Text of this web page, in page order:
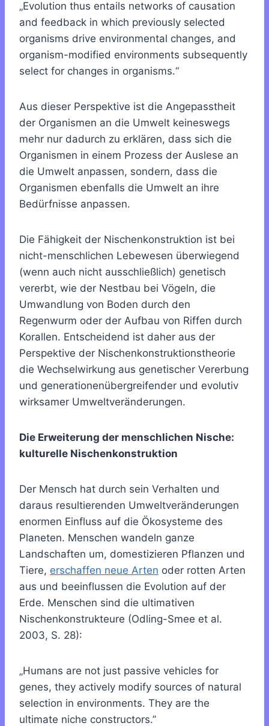
„Evolution thus entails networks of causation
and feedback in which previously selected
organisms drive environmental changes, and
organism-modified environments subsequently
select for changes in organisms.“
Aus dieser Perspektive ist die Angepasstheit
der Organismen an die Umwelt keineswegs
mehr nur dadurch zu erklären, dass sich die
Organismen in einem Prozess der Auslese an
die Umwelt anpassen, sondern, dass die
Organismen ebenfalls die Umwelt an ihre
Bedürfnisse anpassen.
Die Fähigkeit der Nischenkonstruktion ist bei
nicht-menschlichen Lebewesen überwiegend
(wenn auch nicht ausschließlich) genetisch
vererbt, wie der Nestbau bei Vögeln, die
Umwandlung von Boden durch den
Regenwurm oder der Aufbau von Riffen durch
Korallen. Entscheidend ist daher aus der
Perspektive der Nischenkonstruktionstheorie
die Wechselwirkung aus genetischer Vererbung
und generationenübergreifender und evolutiv
wirksamer Umweltveränderungen.
Die Erweiterung der menschlichen Nische:
kulturelle Nischenkonstruktion
Der Mensch hat durch sein Verhalten und
daraus resultierenden Umweltveränderungen
enormen Einfluss auf die Ökosysteme des
Planeten. Menschen wandeln ganze
Landschaften um, domestizieren Pflanzen und
Tiere, erschaffen neue Arten oder rotten Arten
aus und beeinflussen die Evolution auf der
Erde. Menschen sind die ultimativen
Nischenkonstrukteure (Odling-Smee et al.
2003, S. 28):
„Humans are not just passive vehicles for
genes, they actively modify sources of natural
selection in environments. They are the
ultimate niche constructors.’’